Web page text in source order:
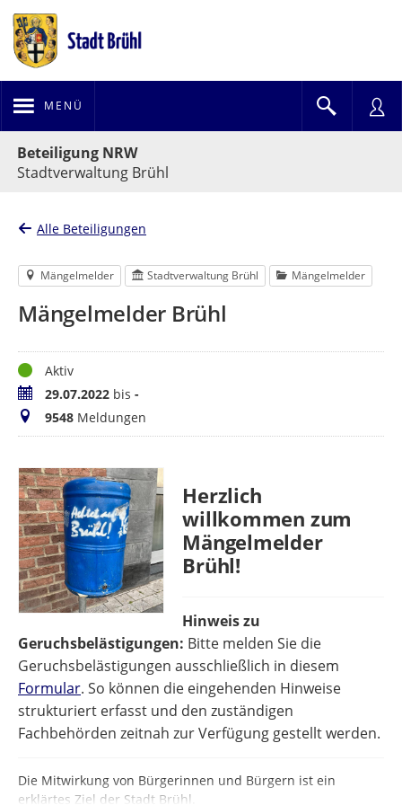
MENÜ
Beteiligung NRW
Stadtverwaltung Brühl
Alle Beteiligungen
Mängelmelder Stadtverwaltung Brühl Mängelmelder
Mängelmelder Brühl
StatusAktiv
Zeitraum29.07.2022 bis -
Meldungen
9548 Meldungen
Herzlich
willkommen zum
Mängelmelder
Brühl!
Hinweis zu
Geruchsbelästigungen: Bitte melden Sie die
Geruchsbelästigungen ausschließlich in diesem
Formular. So können die eingehenden Hinweise
strukturiert erfasst und den zuständigen
Fachbehörden zeitnah zur Verfügung gestellt werden.
Die Mitwirkung von Bürgerinnen und Bürgern ist ein
erklärtes Ziel der Stadt Brühl.